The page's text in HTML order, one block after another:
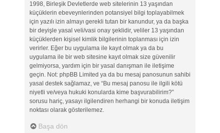
1998, Birleşik Devletlerde web sitelerinin 13 yaşından
küçüklerin ebeveynlerinden potansiyel bilgi toplayabilmek
için yazılı izin almayı gerekli tutan bir kanundur, ya da başka
bir deyişle yasal veli/vasi onay şeklidir, veliler 13 yaşından
küçüklerden kişisel kimlik bilgilerinin toplanması için izin
verirler. Eğer bu uygulama ile kayıt olmak ya da bu
uygulama ile bir web sitesine kayıt olmak size güvenilir
gelmiyorsa, yardım için bir yasal danışman ile iletişime
geçin. Not: phpBB Limited ya da bu mesaj panosunun sahibi
yasal destek sağlamaz, ve “Bu mesaj panosu ile ilgili kötü
niyetli ve/veya hukuki konularda kime başvurabilirim?”
sorusu hariç, yasayı ilgilendiren herhangi bir konuda iletişim
noktası olarak gösterilemez.
Başa dön